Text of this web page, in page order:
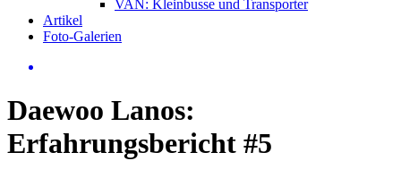
VAN: Kleinbusse und Transporter
Artikel
Foto-Galerien
Daewoo Lanos:
Erfahrungsbericht #5